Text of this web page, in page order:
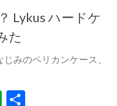
Lykus ハードケ
た
みのペリカンケース、
Evernote